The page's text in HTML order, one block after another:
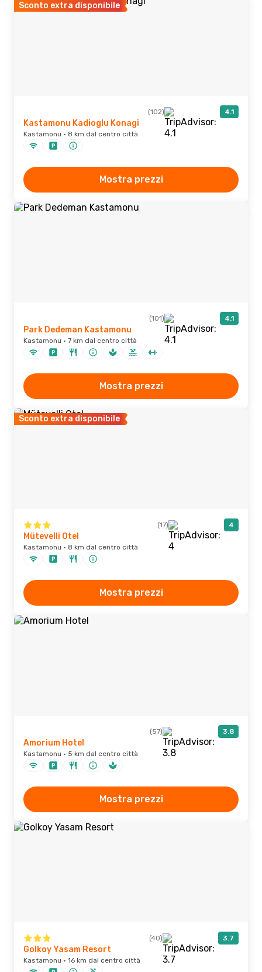
Sconto extra disponibile
(102) 4.1
Kastamonu Kadioglu Konagi
Kastamonu · 8 km dal centro città
Mostra prezzi
(101) 4.1
Park Dedeman Kastamonu
Kastamonu · 7 km dal centro città
Mostra prezzi
Sconto extra disponibile
(17) 4
Mütevelli Otel
Kastamonu · 8 km dal centro città
Mostra prezzi
(57) 3.8
Amorium Hotel
Kastamonu · 5 km dal centro città
Mostra prezzi
(40) 3.7
Golkoy Yasam Resort
Kastamonu · 16 km dal centro città